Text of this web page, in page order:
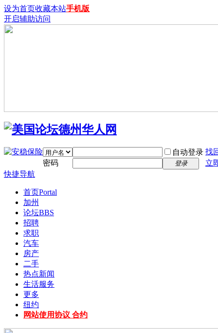
设为首页收藏本站手机版
开启辅助访问
自动登录 找
密码
登录
立
快捷导航
首页Portal
加州
论坛BBS
招聘
求职
汽车
房产
二手
热点新闻
生活服务
更多
纽约
网站使用协议 合约